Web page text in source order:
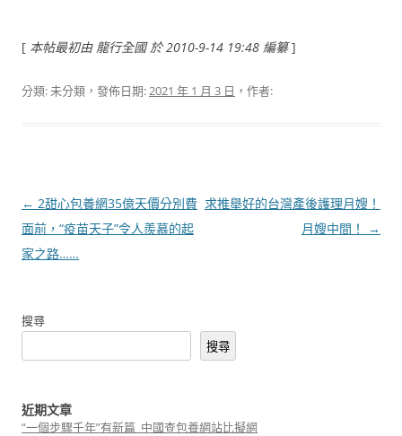
[ 本帖最初由 龍行全國 於 2010-9-14 19:48 編纂]
分類: 未分類，發佈日期:2021 年 1 月 3 日 ，作者:
文
章
導
← 2甜心包養網35億天價分別費
面前，“疫苗天子”令人羨慕的起
家之路……
求推舉好的台灣產後護理月嫂！
月嫂中間！
→
搜尋
搜尋
近期文章
“一個步驟千年”有新篇_中國查包養網站比擬網